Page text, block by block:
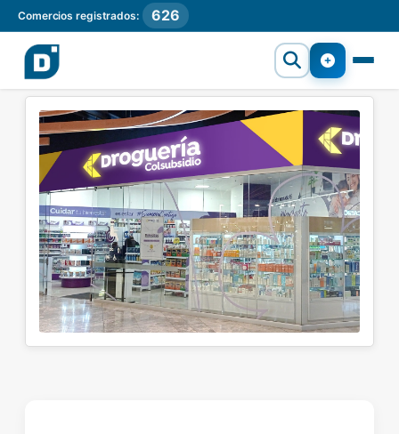
Comercios registrados: 626